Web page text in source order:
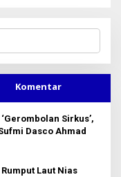
Komentar
Sirkus’,
Dasco Ahmad
Laut Nias